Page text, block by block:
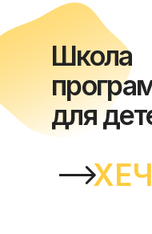
Школа
для